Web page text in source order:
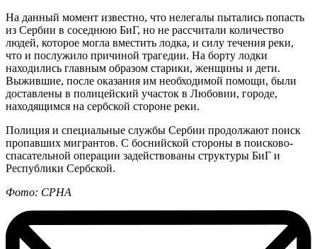
На данный момент известно, что нелегалы пытались попасть
из Сербии в соседнюю БиГ, но не рассчитали количество
людей, которое могла вместить лодка, и силу течения реки,
что и послужило причиной трагедии. На борту лодки
находились главным образом старики, женщины и дети.
Выжившие, после оказания им необходимой помощи, были
доставлены в полицейский участок в Любовии, городе,
находящимся на сербской стороне реки.
Полиция и специальные службы Сербии продолжают поиск
пропавших мигрантов. С боснийской стороны в поисково-
спасательной операции задействованы структуры БиГ и
Республики Сербской.
Фото: СРНА